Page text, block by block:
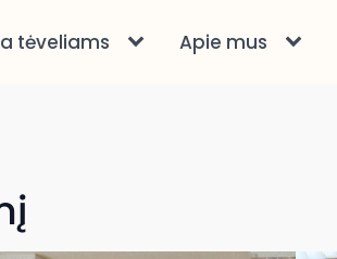
tėveliams Apie mus